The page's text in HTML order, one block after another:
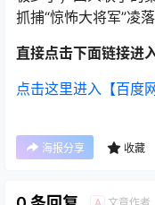
抓捕“惊怖大将军”凌
直接点击下面链接进
点击这里进入【百度
海报分享 收藏
文章作者